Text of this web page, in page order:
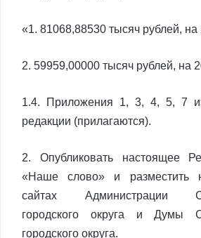
«1. 81068,88530 тысяч рублей, на
2. 59959,00000 тысяч рублей, на
1.4. Приложения 1, 3, 4, 5, 7
редакции (прилагаются).
2. Опубликовать настоящее
«Наше слово» и разместить
сайтах Администрации
городского округа и Думы
городского округа.